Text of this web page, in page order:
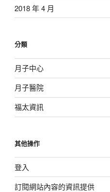
2018 年 4 月
分類
月子中心
月子醫院
福太資訊
其他操作
登入
訂閱網站內容的資訊提供